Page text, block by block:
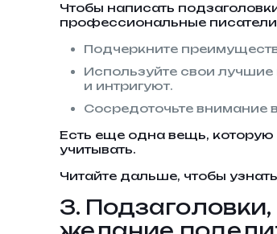
Чтобы написать
профессиональные писатели
Подчеркните
Используйте свои
и интригуют.
Сосредоточьте внимание
Есть еще одна вещь,
учитывать.
Читайте дальше, чтобы
3.